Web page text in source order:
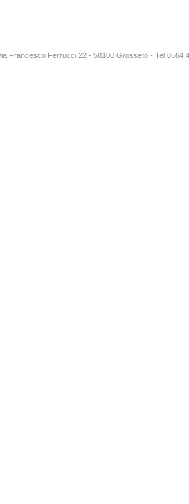
Francesco Ferrucci 22 - 58100 Grosseto - Tel 0564